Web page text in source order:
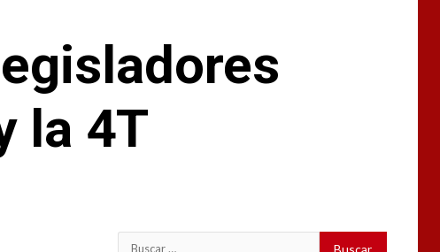
la 4T
Buscar: